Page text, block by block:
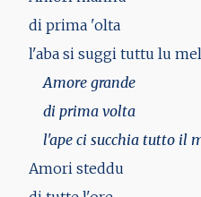
di prima 'olta
l'aba si suggi tuttu lu
Amore grande
di prima volta
l'ape ci succhia tutto il
Amori steddu